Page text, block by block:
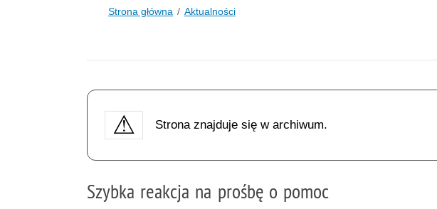
Strona główna Aktualności
Strona znajduje się w archiwum.
Szybka reakcja na prośbę o pomoc